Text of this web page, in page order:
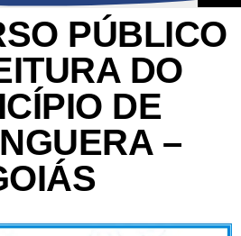
Seletivos
PÚBLICO
DO
DE
–